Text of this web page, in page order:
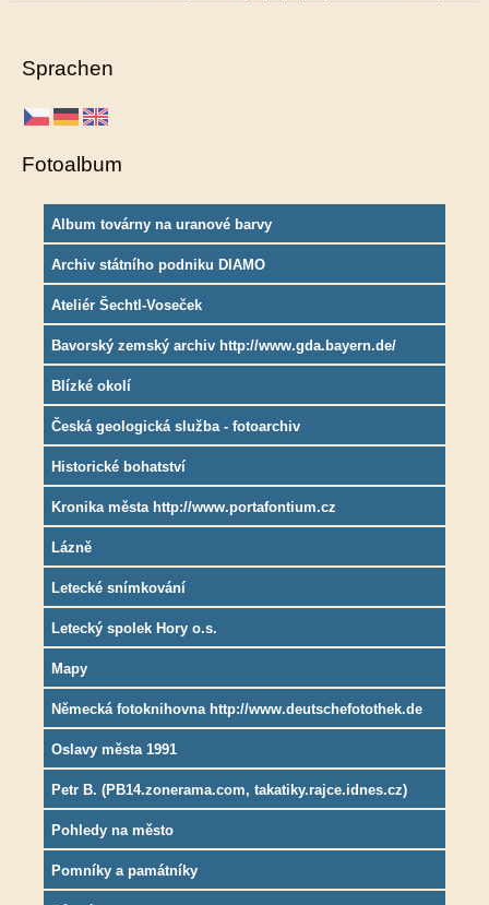
Sprachen
Fotoalbum
Album továrny na uranové barvy
Archiv státního podniku DIAMO
Ateliér Šechtl-Voseček
Bavorský zemský archiv http://www.gda.bayern.de/
Blízké okolí
Česká geologická služba - fotoarchiv
Historické bohatství
Kronika města http://www.portafontium.cz
Lázně
Letecké snímkování
Letecký spolek Hory o.s.
Mapy
Německá fotoknihovna http://www.deutschefotothek.de
Oslavy města 1991
Petr B. (PB14.zonerama.com, takatiky.rajce.idnes.cz)
Pohledy na město
Pomníky a památníky